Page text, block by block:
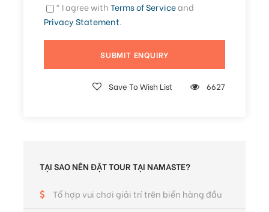
* I agree withTerms of Serviceand
Privacy Statement.
Save To Wish List 6627
TẠI SAO NÊN ĐẶT TOUR TẠI NAMASTE?
Tổ hợp vui chơi giải trí trên biển hàng đầu